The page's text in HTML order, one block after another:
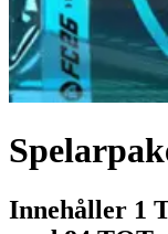
Innehåller 1